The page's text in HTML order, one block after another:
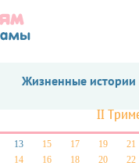
Жизненные истории
II
13 15 17 19 21
14 16 18 20 22